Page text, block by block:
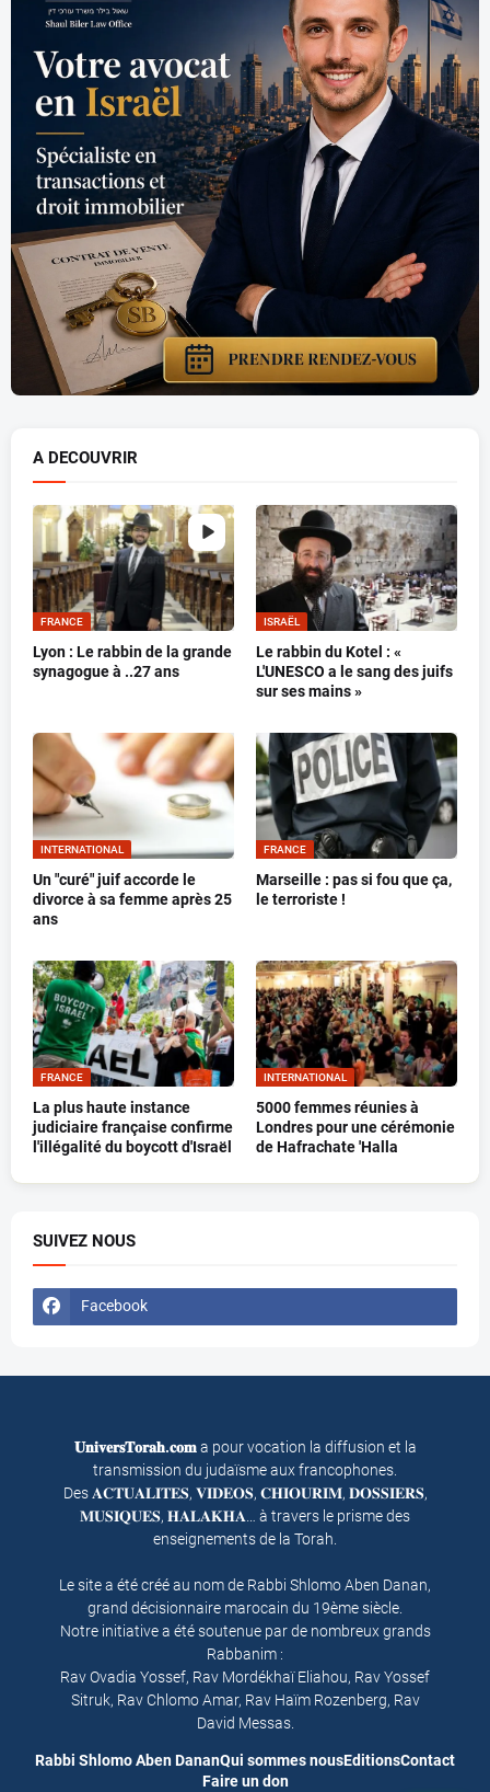
A DECOUVRIR
FRANCE
Lyon : Le rabbin de la grande
synagogue à ..27 ans
ISRAËL
Le rabbin du Kotel : «
L'UNESCO a le sang des juifs
sur ses mains »
INTERNATIONAL
Un "curé" juif accorde le
divorce à sa femme après 25
ans
FRANCE
Marseille : pas si fou que ça,
le terroriste !
FRANCE
La plus haute instance
judiciaire française confirme
l'illégalité du boycott d'Israël
INTERNATIONAL
5000 femmes réunies à
Londres pour une cérémonie
de Hafrachate 'Halla
SUIVEZ NOUS
Facebook
𝐔𝐧𝐢𝐯𝐞𝐫𝐬𝐓𝐨𝐫𝐚𝐡.𝐜𝐨𝐦a pour vocation la diffusion et la
transmission du judaïsme aux francophones.
Des 𝐀𝐂𝐓𝐔𝐀𝐋𝐈𝐓𝐄𝐒, 𝐕𝐈𝐃𝐄𝐎𝐒, 𝐂𝐇𝐈𝐎𝐔𝐑𝐈𝐌, 𝐃𝐎𝐒𝐒𝐈𝐄𝐑𝐒,
𝐌𝐔𝐒𝐈𝐐𝐔𝐄𝐒, 𝐇𝐀𝐋𝐀𝐊𝐇𝐀… à travers le prisme des
enseignements de la Torah.
Le site a été créé au nom de Rabbi Shlomo Aben Danan,
grand décisionnaire marocain du 19ème siècle.
Notre initiative a été soutenue par de nombreux grands
Rabbanim :
Rav Ovadia Yossef, Rav Mordékhaï Eliahou, Rav Yossef
Sitruk, Rav Chlomo Amar, Rav Haïm Rozenberg, Rav
David Messas.
Rabbi Shlomo Aben DananQui sommes nousEditionsContact
Faire un don